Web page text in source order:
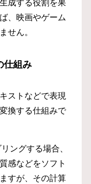
成する役割を果
、映画やゲーム
せん。
仕組み
ストなどで表現
換する仕組みで
ングする場合、
感などをソフト
すが、その計算